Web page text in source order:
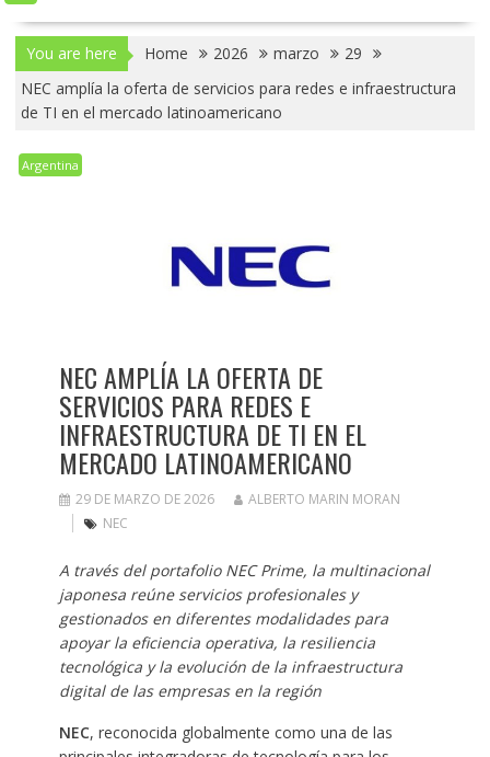
You are here Home 2026 marzo
29
NEC amplía la oferta de servicios para redes e infraestructura
de TI en el mercado latinoamericano
Argentina
NEC AMPLÍA LA OFERTA DE
SERVICIOS PARA REDES E
INFRAESTRUCTURA DE TI EN EL
MERCADO LATINOAMERICANO
29 DE MARZO DE 2026
ALBERTO MARIN MORAN
NEC
A través del portafolio NEC Prime, la multinacional
japonesa reúne servicios profesionales y
gestionados en diferentes modalidades para
apoyar la eficiencia operativa, la resiliencia
tecnológica y la evolución de la infraestructura
digital de las empresas en la región
NEC, reconocida globalmente como una de las